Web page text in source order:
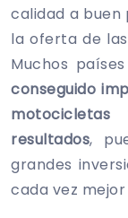
calidad a buen
la oferta de
Muchos
conseguido
resultados,
grandes
cada vez